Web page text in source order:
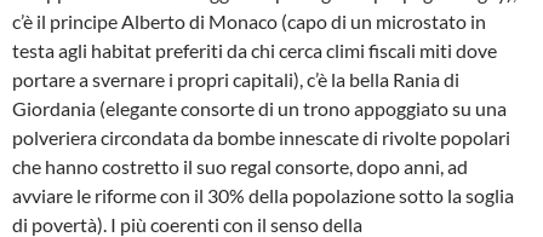
c’è il principe Alberto di Monaco (capo di un microstato in
testa agli habitat preferiti da chi cerca climi fiscali miti dove
portare a svernare i propri capitali), c’è la bella Rania di
Giordania (elegante consorte di un trono appoggiato su una
polveriera circondata da bombe innescate di rivolte popolari
che hanno costretto il suo regal consorte, dopo anni, ad
avviare le riforme con il 30% della popolazione sotto la soglia
di povertà). I più coerenti con il senso della